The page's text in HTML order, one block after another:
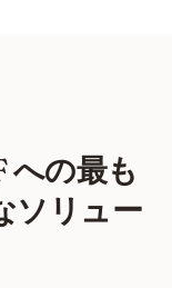
への最も
ソリュー